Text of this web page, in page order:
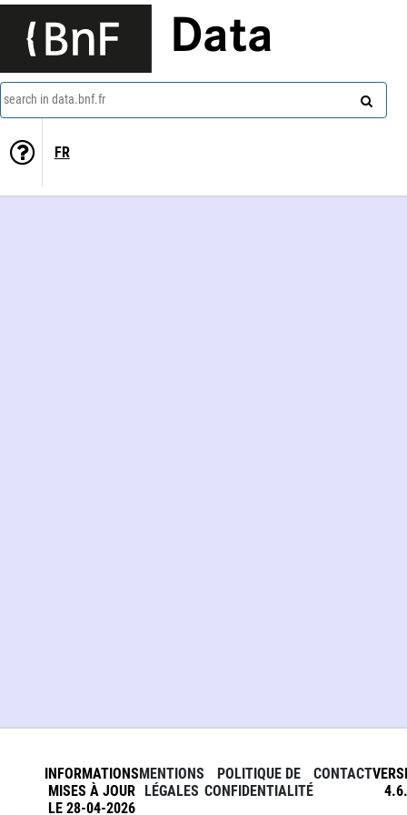
Data
search in data.bnf.fr
FR
INFORMATIONS
MISES À JOUR
LE 28-04-2026
MENTIONS
LÉGALES
POLITIQUE DE
CONFIDENTIALITÉ
CONTACT